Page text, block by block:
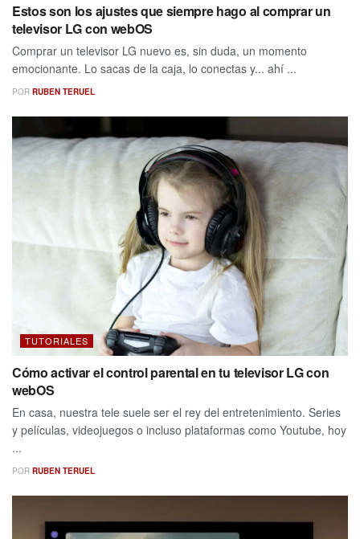
Estos son los ajustes que siempre hago al comprar un
televisor LG con webOS
Comprar un televisor LG nuevo es, sin duda, un momento
emocionante. Lo sacas de la caja, lo conectas y... ahí ...
POR RUBEN TERUEL
TUTORIALES
Cómo activar el control parental en tu televisor LG con
webOS
En casa, nuestra tele suele ser el rey del entretenimiento. Series
y películas, videojuegos o incluso plataformas como Youtube, hoy
...
POR RUBEN TERUEL